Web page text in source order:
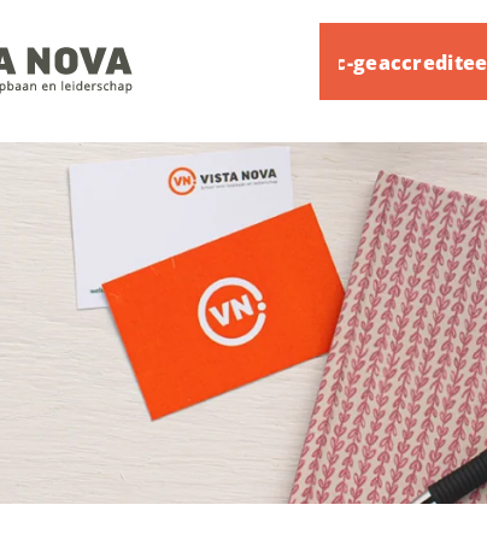
Noloc-geaccrediteerd